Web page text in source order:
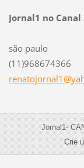
Jornal1 no
são paulo
(11)968674366
renatojornal1@ya
Jornal1-
Crie